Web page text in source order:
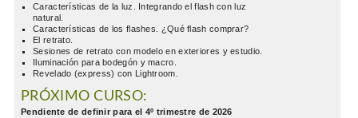
Características de la luz. Integrando el flash con luz
natural.
Características de los flashes. ¿Qué flash comprar?
El retrato.
Sesiones de retrato con modelo en exteriores y estudio.
Iluminación para bodegón y macro.
Revelado (express) con Lightroom.
PRÓXIMO CURSO:
Pendiente de definir para el 4º trimestre de 2026